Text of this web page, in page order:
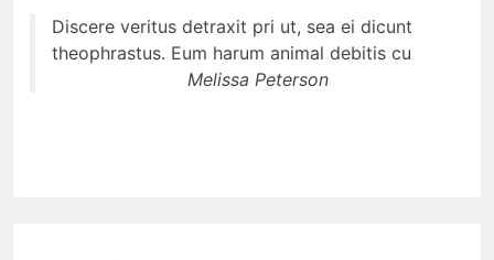
Discere veritus detraxit pri ut, sea ei dicunt
theophrastus. Eum harum animal debitis cu
Melissa Peterson